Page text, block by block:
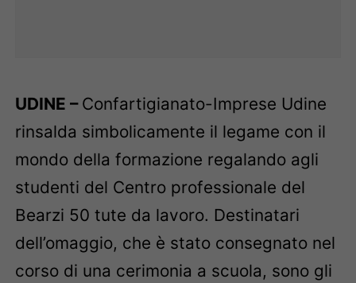
UDINE – Confartigianato-Imprese Udine
rinsalda simbolicamente il legame con il
mondo della formazione regalando agli
studenti del Centro professionale del
Bearzi 50 tute da lavoro. Destinatari
dell’omaggio, che è stato consegnato nel
corso di una cerimonia a scuola, sono gli